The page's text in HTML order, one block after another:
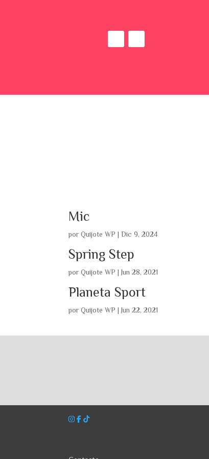
Mic
porQuijote WP |Dic 9, 2024
Spring Step
porQuijote WP |Jun 28, 2021
Planeta Sport
porQuijote WP |Jun 22, 2021